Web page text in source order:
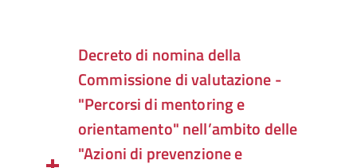
Decreto di nomina della
Commissione di valutazione -
"Percorsi di mentoring e
orientamento" nell’ambito delle
"Azioni di prevenzione e